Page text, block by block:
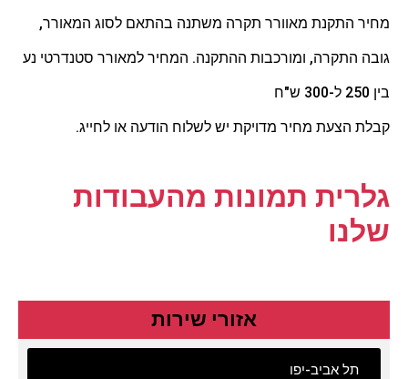
מחיר התקנת מאוורר תקרה משתנה בהתאם לסוג המאורר,
גובה התקרה, ומורכבות ההתקנה. המחיר למאורר סטנדרטי נע
בין 250 ל-300 ש"ח
קבלת הצעת מחיר מדויקת יש לשלוח הודעה או לחייג.
גלרית תמונות מהעבודות
שלנו
אזורי שירות
תל אביב-יפו